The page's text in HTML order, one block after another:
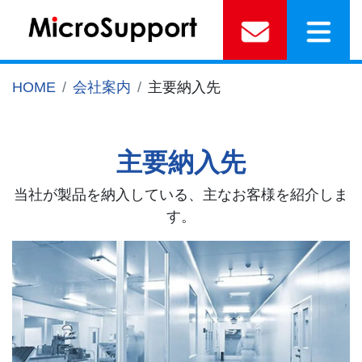
HOME 会社案内 主要納入先
主要納入先
当社が製品を納入している、主なお客様を紹介しま
す。